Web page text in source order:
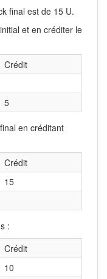
final est de 15 U.
et en créditer le
Crédit
5
en créditant
Crédit
15
:
Crédit
10